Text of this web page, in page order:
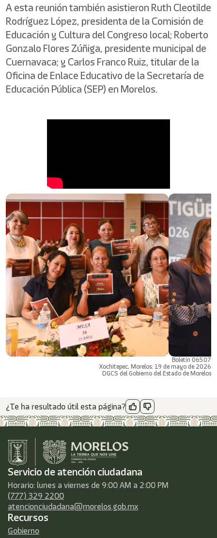
A esta reunión también asistieron Ruth Cleotilde
Rodríguez López, presidenta de la Comisión de
Educación y Cultura del Congreso local; Roberto
Gonzalo Flores Zúñiga, presidente municipal de
Cuernavaca; y Carlos Franco Ruiz, titular de la
Oficina de Enlace Educativo de la Secretaría de
Educación Pública (SEP) en Morelos.
Boletín 06507
Xochitepec, Morelos; 19 de mayo de 2026
DGCS del Gobierno del Estado de Morelos
¿Te ha resultado útil esta página?
Servicio de atención ciudadana
Horario: lunes a viernes de 9:00 AM a 2:00 PM
(777) 329 2200
atencionciudadana@morelos.gob.mx
Recursos
Gobierno